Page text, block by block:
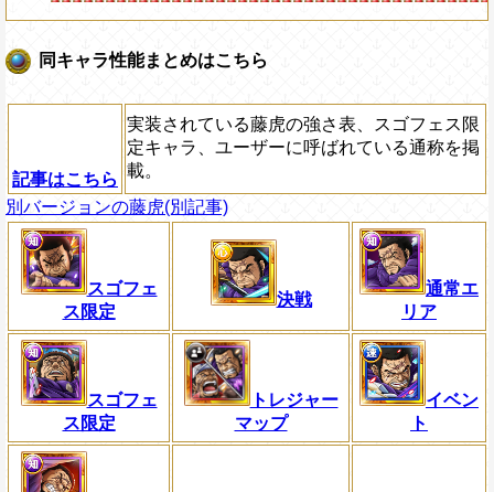
同キャラ性能まとめはこちら
記事はこちら
実装されている藤虎の強さ表、スゴフェス限
定キャラ、ユーザーに呼ばれている通称を掲
載。
別バージョンの藤虎(別記事)
スゴフェ
ス限定
決戦
通常エ
リア
スゴフェ
ス限定
トレジャー
マップ
イベン
ト